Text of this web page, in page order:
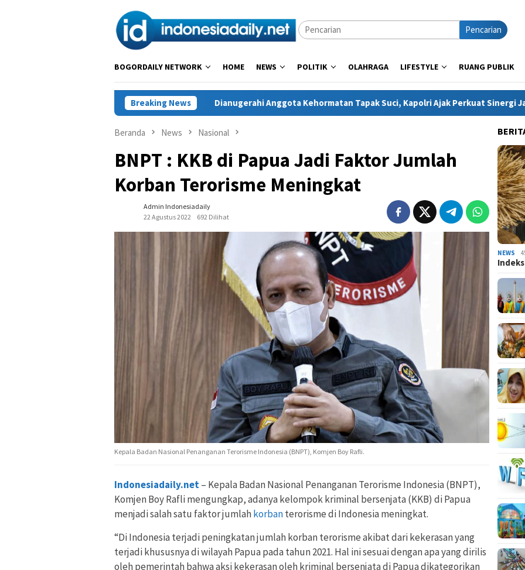
Pencarian
BOGORDAILY NETWORK HOME NEWS POLITIK OLAHRAGA LIFESTYLE RUANG PUBLIK
Breaking News
Dianugerahi Anggota Kehormatan Tapak Suci, Kapolri Ajak Perkuat Sinergi Jaga Generasi Muda
Beranda News Nasional
BNPT : KKB di Papua Jadi Faktor Jumlah
Korban Terorisme Meningkat
Admin Indonesiadaily
22 Agustus 2022
692 Dilihat
Kepala Badan Nasional Penanganan Terorisme Indonesia (BNPT), Komjen Boy Rafli.
Indonesiadaily.net– Kepala Badan Nasional Penanganan Terorisme Indonesia (BNPT),
Komjen Boy Rafli mengungkap, adanya kelompok kriminal bersenjata (KKB) di Papua
menjadi salah satu faktor jumlahkorbanterorisme di Indonesia meningkat.
“Di Indonesia terjadi peningkatan jumlah korban terorisme akibat dari kekerasan yang
terjadi khususnya di wilayah Papua pada tahun 2021. Hal ini sesuai dengan apa yang dirilis
oleh pemerintah bahwa aksi kekerasan oleh kriminal bersenjata di Papua dikategorikan
NEWS